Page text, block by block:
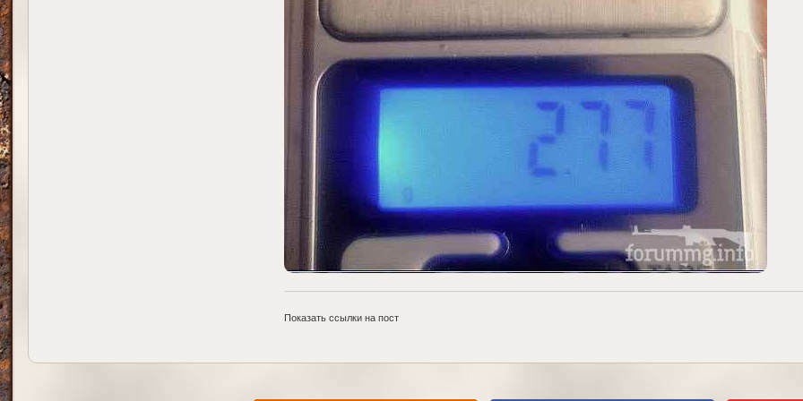
Показать ссылки на пост